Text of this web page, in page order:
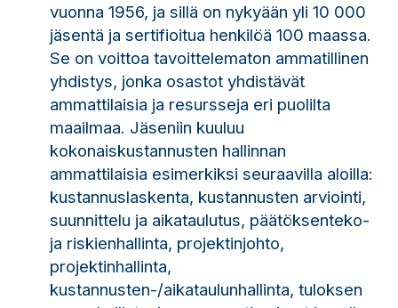
vuonna 1956, ja sillä on nykyään yli 10 000
jäsentä ja sertifioitua henkilöä 100 maassa.
Se on voittoa tavoittelematon ammatillinen
yhdistys, jonka osastot yhdistävät
ammattilaisia ​​ja resursseja eri puolilta
maailmaa. Jäseniin kuuluu
kokonaiskustannusten hallinnan
ammattilaisia ​​esimerkiksi seuraavilla aloilla:
kustannuslaskenta, kustannusten arviointi,
suunnittelu ja aikataulutus, päätöksenteko-
ja riskienhallinta, projektinjohto,
projektinhallinta,
kustannusten-/aikataulunhallinta, tuloksen